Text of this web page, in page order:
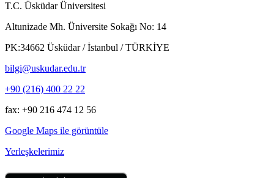
T.C. Üsküdar Üniversitesi
Altunizade Mh. Üniversite Sokağı No: 14
PK:34662 Üsküdar / İstanbul / TÜRKİYE
bilgi@uskudar.edu.tr
+90 (216) 400 22 22
fax: +90 216 474 12 56
Google Maps ile görüntüle
Yerleşkelerimiz